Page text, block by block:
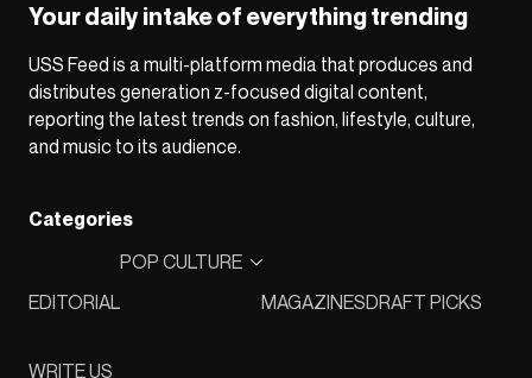
Your daily intake of everything trending
USS Feed is a multi-platform media that produces and
distributes generation z-focused digital content,
reporting the latest trends on fashion, lifestyle, culture,
and music to its audience.
Categories
EDITORIAL
POP CULTURE
MAGAZINESDRAFT PICKS
WRITE US